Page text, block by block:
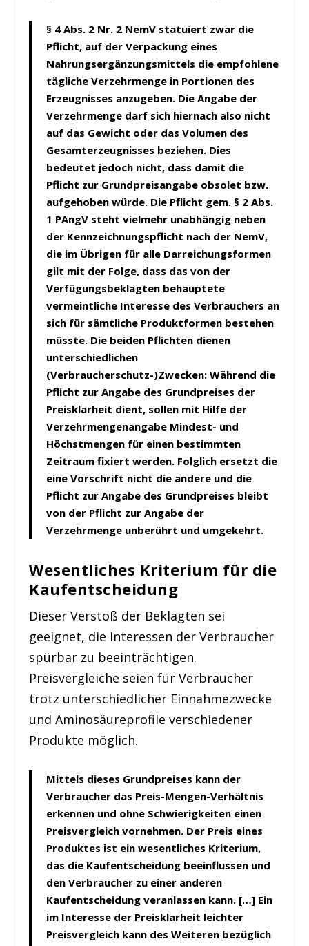
§ 4 Abs. 2 Nr. 2 NemV statuiert zwar die
Pflicht, auf der Verpackung eines
Nahrungsergänzungsmittels die empfohlene
tägliche Verzehrmenge in Portionen des
Erzeugnisses anzugeben. Die Angabe der
Verzehrmenge darf sich hiernach also nicht
auf das Gewicht oder das Volumen des
Gesamterzeugnisses beziehen. Dies
bedeutet jedoch nicht, dass damit die
Pflicht zur Grundpreisangabe obsolet bzw.
aufgehoben würde. Die Pflicht gem. § 2 Abs.
1 PAngV steht vielmehr unabhängig neben
der Kennzeichnungspflicht nach der NemV,
die im Übrigen für alle Darreichungsformen
gilt mit der Folge, dass das von der
Verfügungsbeklagten behauptete
vermeintliche Interesse des Verbrauchers an
sich für sämtliche Produktformen bestehen
müsste. Die beiden Pflichten dienen
unterschiedlichen
(Verbraucherschutz-)Zwecken: Während die
Pflicht zur Angabe des Grundpreises der
Preisklarheit dient, sollen mit Hilfe der
Verzehrmengenangabe Mindest- und
Höchstmengen für einen bestimmten
Zeitraum fixiert werden. Folglich ersetzt die
eine Vorschrift nicht die andere und die
Pflicht zur Angabe des Grundpreises bleibt
von der Pflicht zur Angabe der
Verzehrmenge unberührt und umgekehrt.
Wesentliches Kriterium für die
Kaufentscheidung
Dieser Verstoß der Beklagten sei
geeignet, die Interessen der Verbraucher
spürbar zu beeinträchtigen.
Preisvergleiche seien für Verbraucher
trotz unterschiedlicher Einnahmezwecke
und Aminosäureprofile verschiedener
Produkte möglich.
Mittels dieses Grundpreises kann der
Verbraucher das Preis-Mengen-Verhältnis
erkennen und ohne Schwierigkeiten einen
Preisvergleich vornehmen. Der Preis eines
Produktes ist ein wesentliches Kriterium,
das die Kaufentscheidung beeinflussen und
den Verbraucher zu einer anderen
Kaufentscheidung veranlassen kann. […] Ein
im Interesse der Preisklarheit leichter
Preisvergleich kann des Weiteren bezüglich